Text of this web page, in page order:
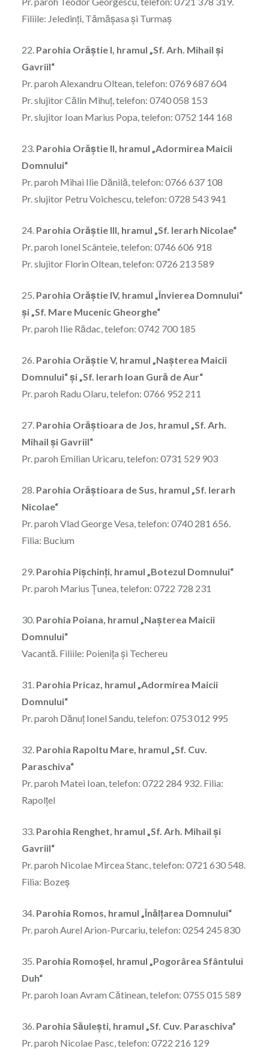
Filiile: Jeledinţi, Tămășasa şi Turmaş
22. Parohia Orăştie I, hramul „Sf. Arh. Mihail şi
Gavriil“
Pr. paroh Alexandru Oltean, telefon: 0769 687 604
Pr. slujitor Călin Mihuţ, telefon: 0740 058 153
Pr. slujitor Ioan Marius Popa, telefon: 0752 144 168
23. Parohia Orăştie II, hramul „Adormirea Maicii
Domnului“
Pr. paroh Mihai Ilie Dănilă, telefon: 0766 637 108
Pr. slujitor Petru Voichescu, telefon: 0728 543 941
24. Parohia Orăştie III, hramul „Sf. Ierarh Nicolae“
Pr. paroh Ionel Scânteie, telefon: 0746 606 918
Pr. slujitor Florin Oltean, telefon: 0726 213 589
25. Parohia Orăștie IV, hramul „Învierea Domnului“
și „Sf. Mare Mucenic Gheorghe“
Pr. paroh Ilie Rădac, telefon: 0742 700 185
26. Parohia Orăștie V, hramul „Nașterea Maicii
Domnului“ și „Sf. Ierarh Ioan Gură de Aur“
Pr. paroh Radu Olaru, telefon: 0766 952 211
27. Parohia Orăştioara de Jos, hramul „Sf. Arh.
Mihail şi Gavriil“
Pr. paroh Emilian Uricaru, telefon: 0731 529 903
28. Parohia Orăştioara de Sus, hramul „Sf. Ierarh
Nicolae“
Pr. paroh Vlad George Vesa, telefon: 0740 281 656.
Filia: Bucium
29. Parohia Pişchinţi, hramul „Botezul Domnului“
Pr. paroh Marius Ţunea, telefon: 0722 728 231
30. Parohia Poiana, hramul „Naşterea Maicii
Domnului“
Vacantă. Filiile: Poieniţa şi Techereu
31. Parohia Pricaz, hramul „Adormirea Maicii
Domnului“
Pr. paroh Dănuț Ionel Sandu, telefon: 0753 012 995
32. Parohia Rapoltu Mare, hramul „Sf. Cuv.
Paraschiva“
Pr. paroh Matei Ioan, telefon: 0722 284 932. Filia:
Rapolţel
33. Parohia Renghet, hramul „Sf. Arh. Mihail și
Gavriil“
Pr. paroh Nicolae Mircea Stanc, telefon: 0721 630 548.
Filia: Bozeş
34. Parohia Romos, hramul „Înălţarea Domnului“
Pr. paroh Aurel Arion-Purcariu, telefon: 0254 245 830
35. Parohia Romoşel, hramul „Pogorârea Sfântului
Duh“
Pr. paroh Ioan Avram Cătinean, telefon: 0755 015 589
36. Parohia Săuleşti, hramul „Sf. Cuv. Paraschiva”
Pr. paroh Nicolae Pasc, telefon: 0722 216 129